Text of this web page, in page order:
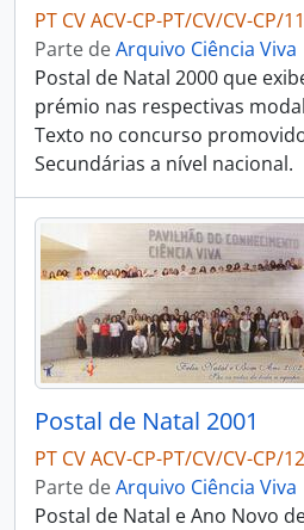
PT CV ACV-CP-PT/CV/CV-CP/11
Parte deArquivo Ciência Viva
Postal de Natal 2000 que
prémio nas respectivas
Texto no concurso
Secundárias a nível nacional.
Postal de Natal 2001
PT CV ACV-CP-PT/CV/CV-CP/12
Parte deArquivo Ciência Viva
Postal de Natal e Ano Novo